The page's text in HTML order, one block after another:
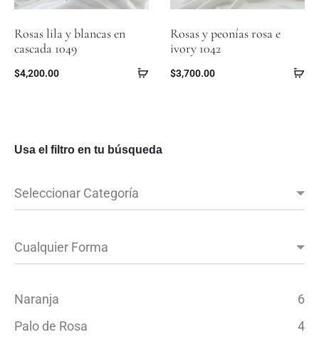
Rosas lila y blancas en
cascada 1049
$4,200.00
Rosas y peonías rosa e
ivory 1042
$3,700.00
Usa el filtro en tu búsqueda
Naranja
6
Palo de Rosa
4